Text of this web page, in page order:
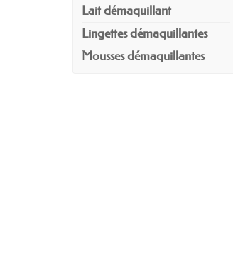
Lait démaquillant
Lingettes démaquillantes
Mousses démaquillantes